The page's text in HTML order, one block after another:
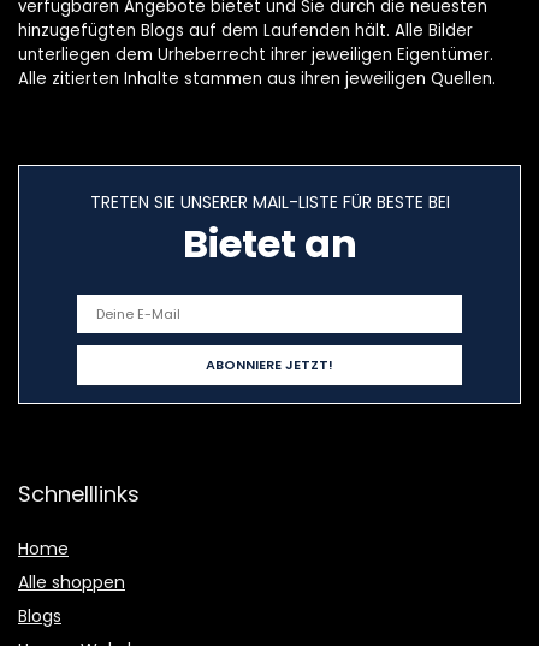
verfügbaren Angebote bietet und Sie durch die neuesten
hinzugefügten Blogs auf dem Laufenden hält. Alle Bilder
unterliegen dem Urheberrecht ihrer jeweiligen Eigentümer.
Alle zitierten Inhalte stammen aus ihren jeweiligen Quellen.
TRETEN SIE UNSERER MAIL-LISTE FÜR BESTE BEI
Bietet an
Schnelllinks
Home
Alle shoppen
Blogs